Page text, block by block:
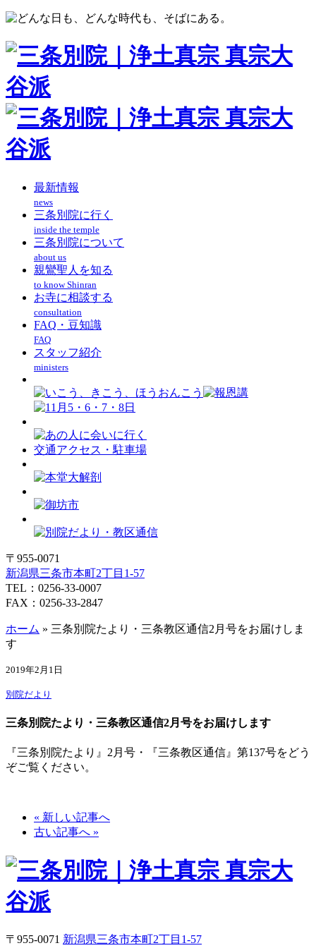
最新情報
news
三条別院に行く
inside the temple
三条別院について
about us
親鸞聖人を知る
to know Shinran
お寺に相談する
consultation
FAQ・豆知識
FAQ
スタッフ紹介
ministers
交通アクセス・駐車場
〒955-0071
新潟県三条市本町2丁目1-57
TEL：0256-33-0007
FAX：0256-33-2847
ホーム » 三条別院たより・三条教区通信2月号をお届けしま
す
2019年2月1日
別院だより
三条別院たより・三条教区通信2月号をお届けします
『三条別院たより』2月号・『三条教区通信』第137号をどう
ぞご覧ください。
« 新しい記事へ
古い記事へ »
〒955-0071 新潟県三条市本町2丁目1-57